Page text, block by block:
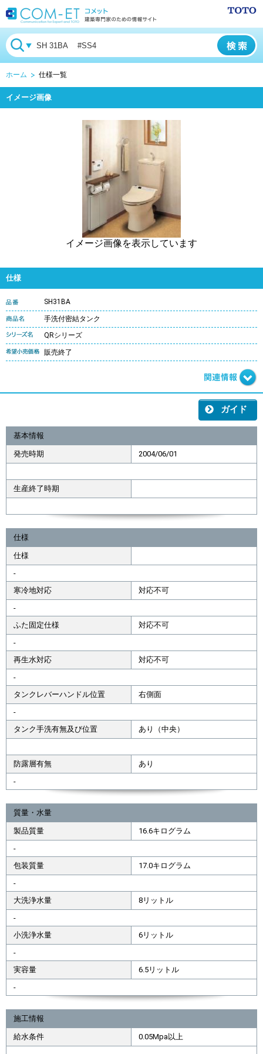
ホーム 仕様一覧
イメージ画像
イメージ画像を表示しています
仕様
SH31BA
手洗付密結タンク
QRシリーズ
販売終了
ガイド
基本情報
発売時期 2004/06/01
生産終了時期
仕様
仕様
-
寒冷地対応
対応不可
-
ふた固定仕様
対応不可
-
再生水対応
対応不可
-
タンクレバーハンドル位置
右側面
-
タンク手洗有無及び位置
あり（中央）
防露層有無
あり
-
質量・水量
製品質量
16.6キログラム
-
包装質量
17.0キログラム
-
大洗浄水量
8リットル
-
小洗浄水量
6リットル
-
実容量
6.5リットル
-
施工情報
給水条件
0.05Mpa以上